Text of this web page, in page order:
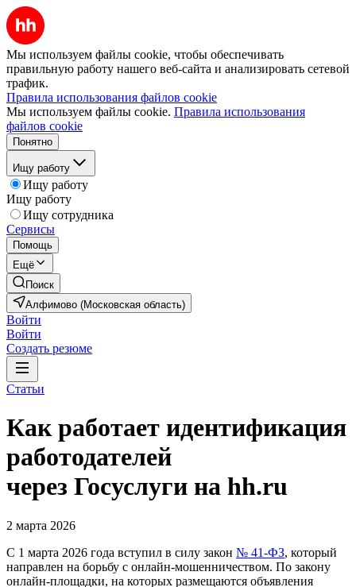
Мы используем файлы cookie, чтобы обеспечивать
правильную работу нашего веб-сайта и анализировать сетевой
трафик.
Правила использования файлов cookie
Мы используем файлы cookie. Правила использования
файлов cookie
Понятно
Ищу работу
Ищу работу
Ищу работу
Ищу сотрудника
Сервисы
Помощь
Ещё
Поиск
Алфимово (Московская область)
Войти
Войти
Создать резюме
Статьи
Как работает идентификация
работодателей
через Госуслуги на hh.ru
2 марта 2026
С 1 марта 2026 года вступил в силу закон № 41-ФЗ, который
направлен на борьбу с онлайн-мошенничеством. По закону
онлайн-площадки, на которых размещаются объявления